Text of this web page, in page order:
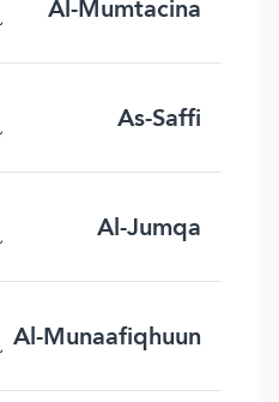
As-Saffi
Al-Jumqa
Al-Munaafiqhuun